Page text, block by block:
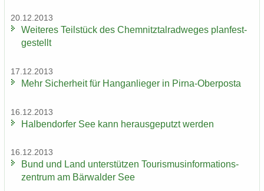
20.12.2013
Wei­te­res Teil­stück des Chem­nitz­tal­rad­we­ges plan­fest­
ge­stellt
17.12.2013
Mehr Si­cher­heit für Hang­an­lie­ger in Pirna-​Oberposta
16.12.2013
Hal­ben­dor­fer See kann her­aus­ge­putzt wer­den
16.12.2013
Bund und Land un­ter­stüt­zen Tou­ris­mus­in­for­ma­ti­ons­
zen­trum am Bär­wal­der See